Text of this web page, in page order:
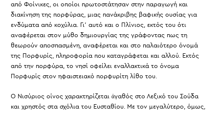
από Φοίνικες, οι οποίοι πρωτοστάτησαν στην παραγωγή και
διακίνηση της πορφύρας, μιας πανάκριβης βαφικής ουσίας για
ενδύματα από κοχύλια. Γι’ αυτό και ο Πλίνιος, εκτός του ότι
αναφέρεται στον μύθο δημιουργίας της γράφοντας πως τη
θεωρούν αποσπασμένη, αναφέρεται και στο παλαιότερο όνομά
της Πορφυρίς, πληροφορία που καταγράφεται και αλλού. Εκτός
από την πορφύρα, το νησί οφείλει εναλλακτικά το όνομα
Πορφυρίς στον ηφαιστειακό πορφυρίτη λίθο του.
Ο Νισύριος οίνος χαρακτηρίζεται ἀγαθός στο Λεξικό του Σούδα
και χρηστός στα σχόλια του Ευσταθίου. Με τον μεγαλύτερο, όμως,